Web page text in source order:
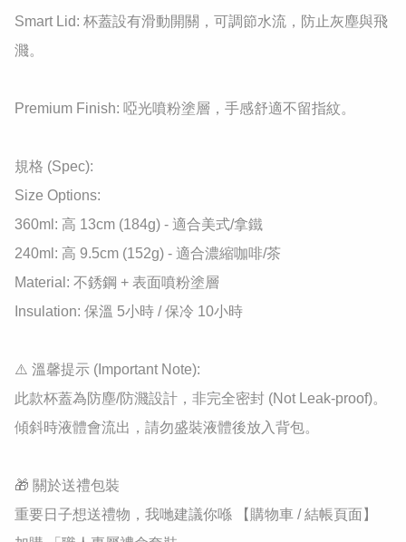
​Smart Lid: 杯蓋設有滑動開關，可調節水流，防止灰塵與飛
濺。
​Premium Finish: 啞光噴粉塗層，手感舒適不留指紋。
規格 (Spec):
​Size Options:
​360ml: 高 13cm (184g) - 適合美式/拿鐵
​240ml: 高 9.5cm (152g) - 適合濃縮咖啡/茶
​Material: 不銹鋼 + 表面噴粉塗層
​Insulation: 保溫 5小時 / 保冷 10小時
​⚠️ 溫馨提示 (Important Note):
此款杯蓋為防塵/防濺設計，非完全密封 (Not Leak-proof)。
傾斜時液體會流出，請勿盛裝液體後放入背包。
🎁 關於送禮包裝
重要日子想送禮物，我哋建議你喺 【購物車 / 結帳頁面】